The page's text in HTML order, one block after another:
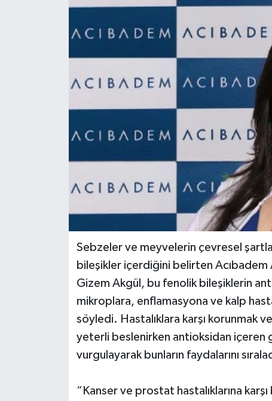
Sebzeler ve meyvelerin çevresel
bileşikler içerdiğini belirten Acıbadem
Gizem Akgül, bu fenolik bileşiklerin
mikroplara, enflamasyona ve kalp
söyledi. Hastalıklara karşı korunmak
yeterli beslenirken antioksidan içeren
vurgulayarak bunların faydalarını
“Kanser ve prostat hastalıklarına